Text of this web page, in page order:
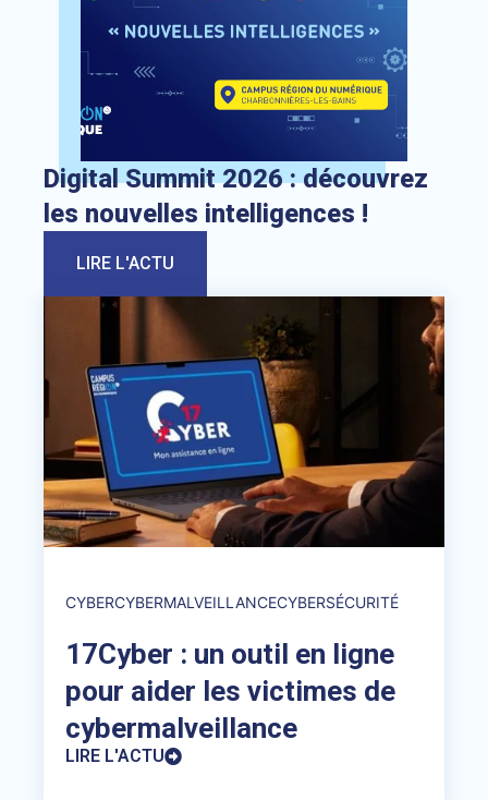
Digital Summit 2026 : découvrez
les nouvelles intelligences !
LIRE L'ACTU
CYBERCYBERMALVEILLANCECYBERSÉCURITÉ
17Cyber : un outil en ligne
pour aider les victimes de
cybermalveillance
LIRE L'ACTU